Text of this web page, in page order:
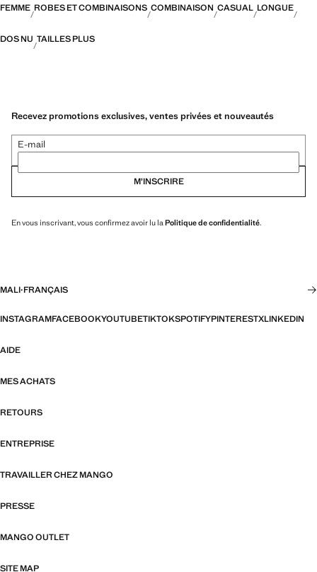
FEMME ROBES ET COMBINAISONS COMBINAISON CASUAL LONGUE
DOS NU TAILLES PLUS
Recevez promotions exclusives, ventes privées et nouveautés
E-mail
M’INSCRIRE
En vous inscrivant, vous confirmez avoir lu la Politique de confidentialité.
MALI·FRANÇAIS
INSTAGRAMFACEBOOKYOUTUBETIKTOKSPOTIFYPINTERESTXLINKEDIN
AIDE
MES ACHATS
RETOURS
ENTREPRISE
TRAVAILLER CHEZ MANGO
PRESSE
MANGO OUTLET
SITE MAP